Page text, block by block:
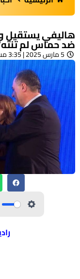
هاليفي يستقيل
ضد حماس لم تنته”
5 مارس 2025 | 3:35 مساءً